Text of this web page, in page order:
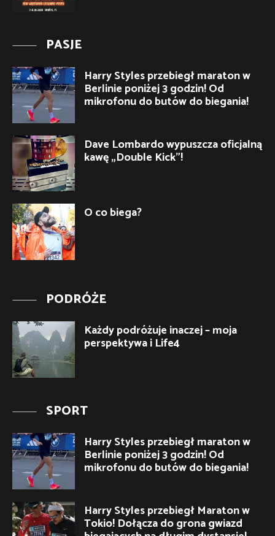
PASJE
Harry Styles przebiegł maraton w
Berlinie poniżej 3 godzin! Od
mikrofonu do butów do biegania!
Dave Lombardo wypuszcza oficjalną
kawę „Double Kick”!
O co biega?
PODRÓŻE
Każdy podróżuje inaczej – moja
perspektywa i Life4
SPORT
Harry Styles przebiegł maraton w
Berlinie poniżej 3 godzin! Od
mikrofonu do butów do biegania!
Harry Styles przebiegł Maraton w
Tokio! Dołącza do grona gwiazd